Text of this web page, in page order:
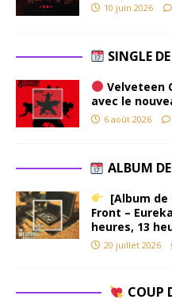
10 juin 2026
SINGLE
Velveteen
avec le
6 août 2026
ALBUM
[Album
Front –
heures, 13
20 juillet 2026
COUP